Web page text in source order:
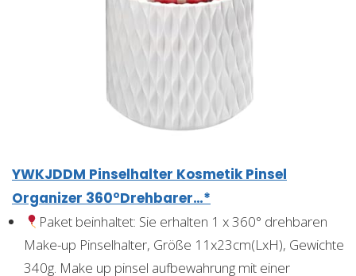
YWKJDDM Pinselhalter Kosmetik Pinsel
Organizer 360°Drehbarer…*
Paket beinhaltet: Sie erhalten 1 x 360° drehbaren
Make-up Pinselhalter, Größe 11x23cm(LxH), Gewichte
340g. Make up pinsel aufbewahrung mit einer